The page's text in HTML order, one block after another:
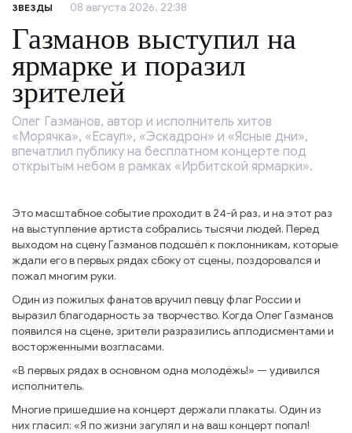
ЗВЕЗДЫ 08 августа 2026, 22:38
Газманов выступил на
ярмарке и поразил
зрителей
Олег Газманов, автор и исполнитель хитов
«Морячка», «Есаул», «Эскадрон» и «Ясные дни»,
впечатлил публику на бесплатном концерте под
открытым небом в рамках «Ирбитской ярмарки».
Это масштабное событие проходит в 24-й раз, и на этот раз
на выступление артиста собрались тысячи людей. Перед
выходом на сцену Газманов подошёл к поклонникам, которые
ждали его в первых рядах сбоку от сцены, поздоровался и
пожал многим руки.
Один из пожилых фанатов вручил певцу флаг России и
выразил благодарность за творчество. Когда Олег Газманов
появился на сцене, зрители разразились аплодисментами и
восторженными возгласами.
«В первых рядах в основном одна молодёжь!» — удивился
исполнитель.
Многие пришедшие на концерт держали плакаты. Один из
них гласил: «Я по жизни загулял и на ваш концерт попал!